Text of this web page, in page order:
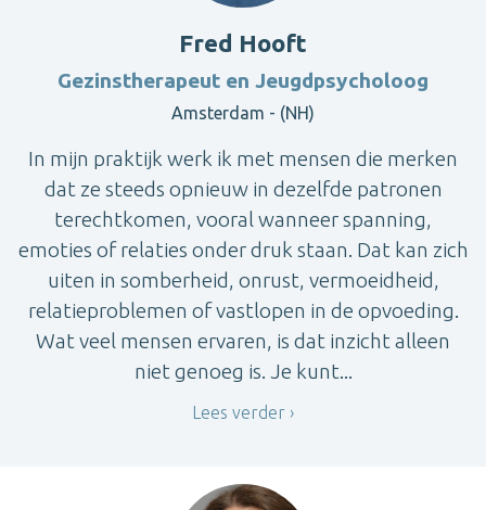
Fred Hooft
Gezinstherapeut en Jeugdpsycholoog
Amsterdam - (NH)
In mijn praktijk werk ik met mensen die merken
dat ze steeds opnieuw in dezelfde patronen
terechtkomen, vooral wanneer spanning,
emoties of relaties onder druk staan. Dat kan zich
uiten in somberheid, onrust, vermoeidheid,
relatieproblemen of vastlopen in de opvoeding.
Wat veel mensen ervaren, is dat inzicht alleen
niet genoeg is. Je kunt...
Lees verder